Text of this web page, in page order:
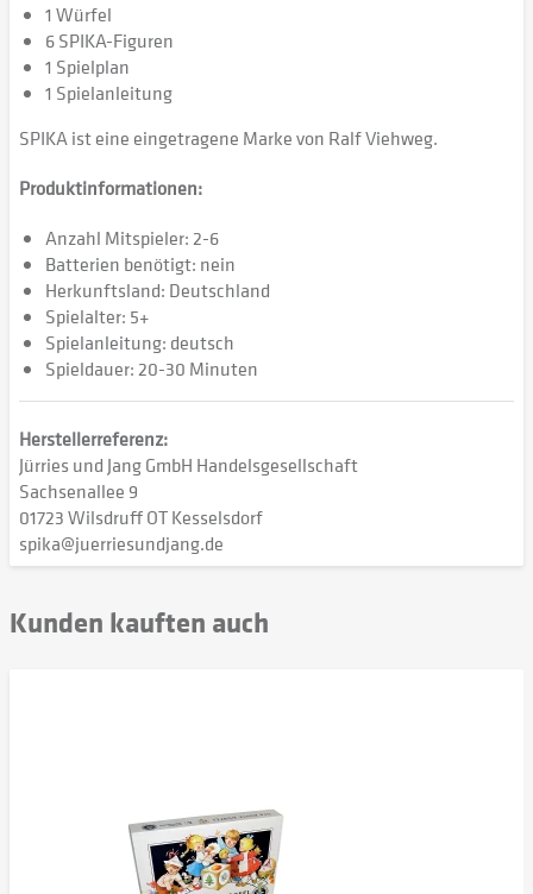
1 Würfel
6 SPIKA-Figuren
1 Spielplan
1 Spielanleitung
SPIKA ist eine eingetragene Marke von Ralf Viehweg.
Produktinformationen:
Anzahl Mitspieler: 2-6
Batterien benötigt: nein
Herkunftsland: Deutschland
Spielalter: 5+
Spielanleitung: deutsch
Spieldauer: 20-30 Minuten
Herstellerreferenz:
Jürries und Jang GmbH Handelsgesellschaft
Sachsenallee 9
01723 Wilsdruff OT Kesselsdorf
spika@juerriesundjang.de
Kunden kauften auch